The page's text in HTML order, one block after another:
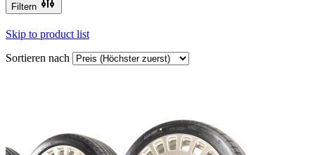
Filtern
Skip to product list
Sortieren nach